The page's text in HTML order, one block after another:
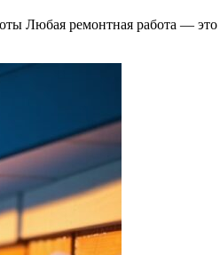
Любая ремонтная работа — это